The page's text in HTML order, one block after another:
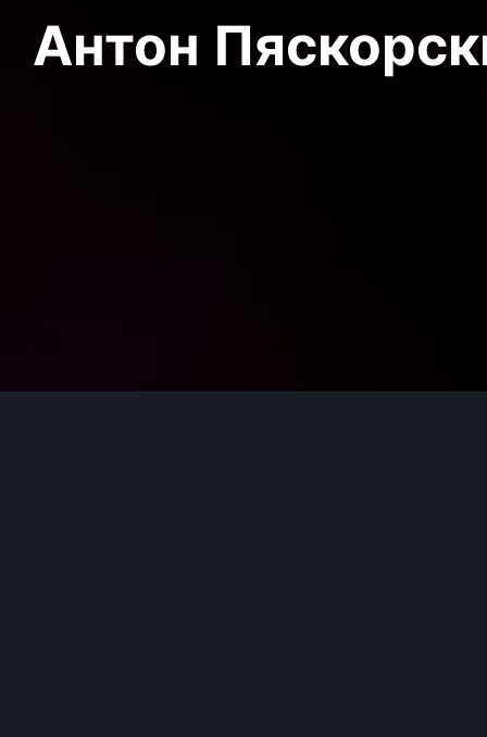
Антон